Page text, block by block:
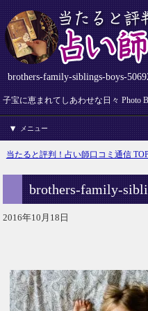
brothers-family-siblings-boys-
子宝に恵まれてしあわせな日々 Photo
メニュー
当たると評判！占い師口コミ通信
brothers-family-
2016年10月18日